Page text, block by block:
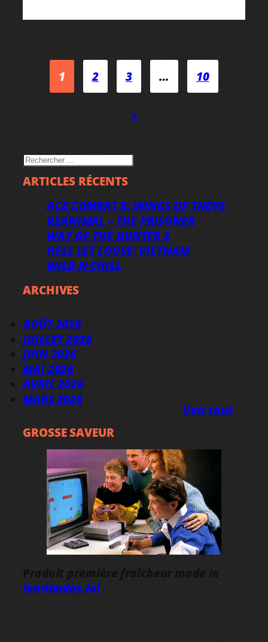
1 2 3 … 10
>
RECHERCHER
ARTICLES RÉCENTS
ACE COMBAT 8: WINGS OF THEVE
REANIMAL – THE PRISONER
WAY OF THE HUNTER 2
HELL LET LOOSE: VIETNAM
WILD N CHILL
ARCHIVES
AOÛT 2026
JUILLET 2026
JUIN 2026
MAI 2026
AVRIL 2026
MARS 2026
Voir tout
GROSSE SAVEUR
Produit première fraîcheur made in
leorlandos.lol